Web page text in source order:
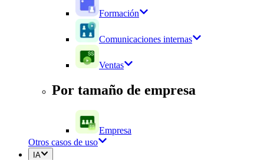
Formación
Comunicaciones internas
Ventas
Por tamaño de empresa
Empresa
Otros casos de uso
IA